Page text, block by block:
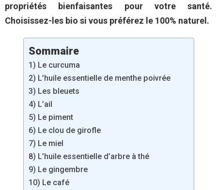
propriétés bienfaisantes pour votre santé.
Choisissez-les bio si vous préférez le 100% naturel.
Sommaire
1) Le curcuma
2) L’huile essentielle de menthe poivrée
3) Les bleuets
4) L’ail
5) Le piment
6) Le clou de girofle
7) Le miel
8) L’huile essentielle d’arbre à thé
9) Le gingembre
10) Le café